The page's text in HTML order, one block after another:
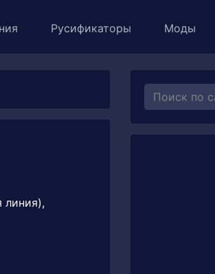
Русификаторы Моды
линия),